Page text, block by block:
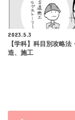
2023.5.3
【学科】科目別攻略法
造、施工